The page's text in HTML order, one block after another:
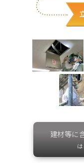
建材等に